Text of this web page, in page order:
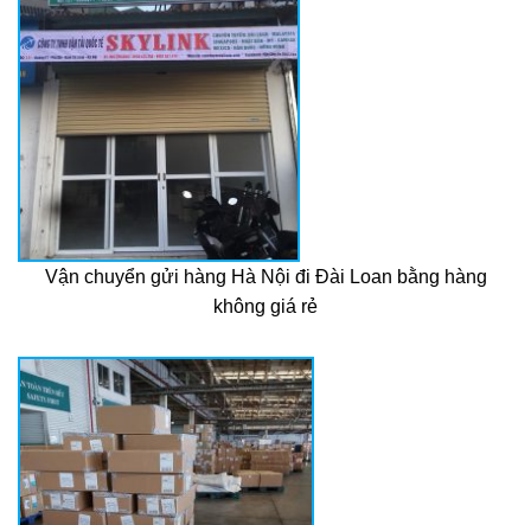
Vận chuyển gửi hàng Hà Nội đi Đài Loan bằng hàng
không giá rẻ